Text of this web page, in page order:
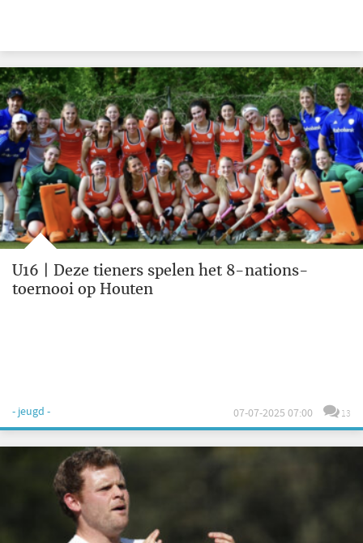
U16 | Deze tieners spelen het 8-nations-
toernooi op Houten
- jeugd - 07-07-2025 07:00 13